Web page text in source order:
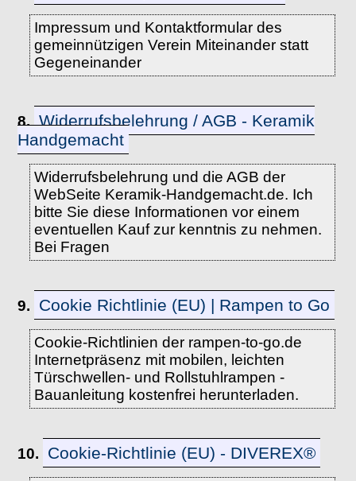
Impressum und Kontaktformular des
gemeinnützigen Verein Miteinander statt
Gegeneinander
8. Widerrufsbelehrung / AGB - Keramik
Handgemacht
Widerrufsbelehrung und die AGB der
WebSeite Keramik-Handgemacht.de. Ich
bitte Sie diese Informationen vor einem
eventuellen Kauf zur kenntnis zu nehmen.
Bei Fragen
9. Cookie Richtlinie (EU) | Rampen to Go
Cookie-Richtlinien der rampen-to-go.de
Internetpräsenz mit mobilen, leichten
Türschwellen- und Rollstuhlrampen -
Bauanleitung kostenfrei herunterladen.
10. Cookie-Richtlinie (EU) - DIVEREX®